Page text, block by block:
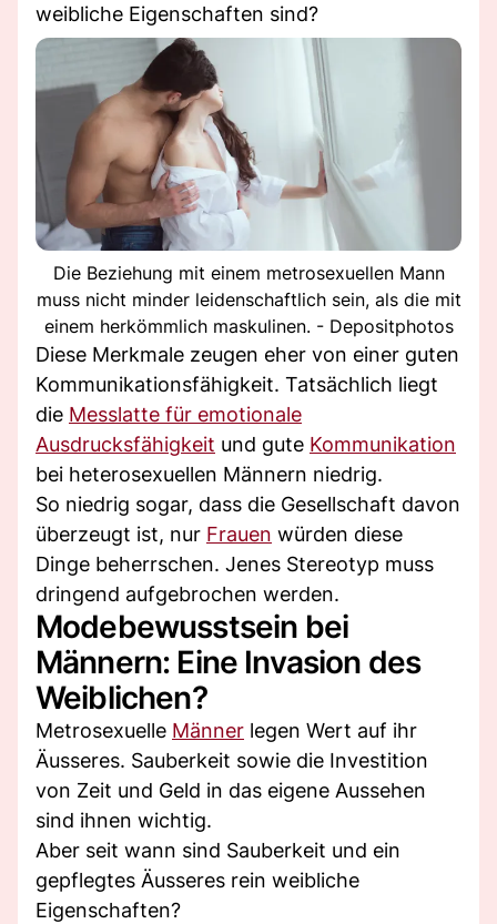
weibliche Eigenschaften sind?
Die Beziehung mit einem metrosexuellen Mann
muss nicht minder leidenschaftlich sein, als die mit
einem herkömmlich maskulinen. - Depositphotos
Diese Merkmale zeugen eher von einer guten
Kommunikationsfähigkeit. Tatsächlich liegt
die Messlatte für emotionale
Ausdrucksfähigkeit und gute Kommunikation
bei heterosexuellen Männern niedrig.
So niedrig sogar, dass die Gesellschaft davon
überzeugt ist, nur Frauen würden diese
Dinge beherrschen. Jenes Stereotyp muss
dringend aufgebrochen werden.
Modebewusstsein bei
Männern: Eine Invasion des
Weiblichen?
Metrosexuelle Männer legen Wert auf ihr
Äusseres. Sauberkeit sowie die Investition
von Zeit und Geld in das eigene Aussehen
sind ihnen wichtig.
Aber seit wann sind Sauberkeit und ein
gepflegtes Äusseres rein weibliche
Eigenschaften?